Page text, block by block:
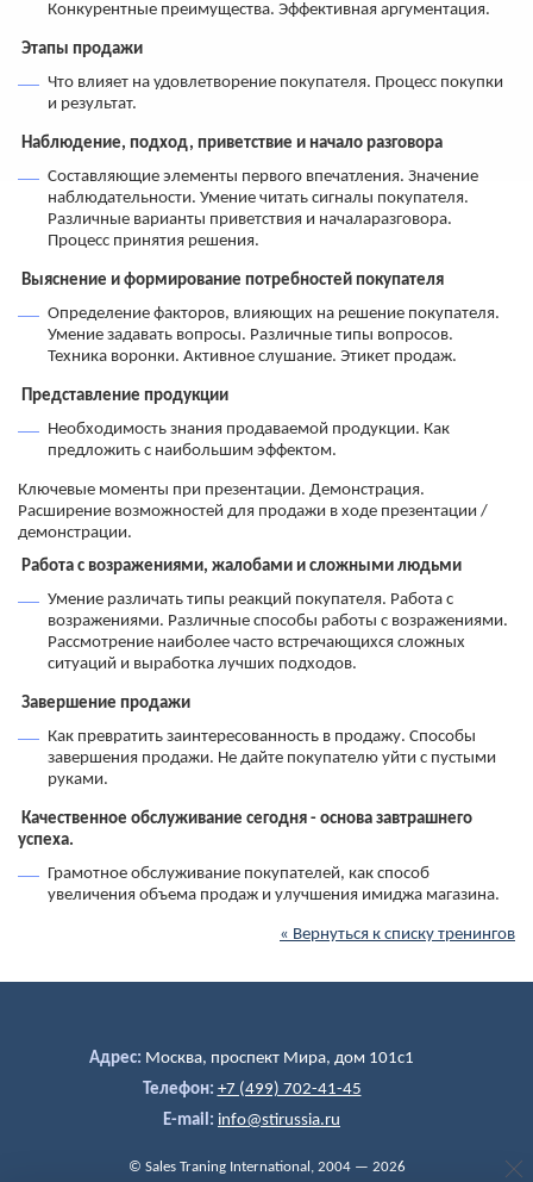
Конкурентные преимущества. Эффективная аргументация.
Этапы продажи
Что влияет на удовлетворение покупателя. Процесс покупки
и результат.
Наблюдение, подход, приветствие и начало разговора
Составляющие элементы первого впечатления. Значение
наблюдательности. Умение читать сигналы покупателя.
Различные варианты приветствия и началаразговора.
Процесс принятия решения.
Выяснение и формирование потребностей покупателя
Определение факторов, влияющих на решение покупателя.
Умение задавать вопросы. Различные типы вопросов.
Техника воронки. Активное слушание. Этикет продаж.
Представление продукции
Необходимость знания продаваемой продукции. Как
предложить с наибольшим эффектом.
Ключевые моменты при презентации. Демонстрация.
Расширение возможностей для продажи в ходе презентации /
демонстрации.
Работа с возражениями, жалобами и сложными людьми
Умение различать типы реакций покупателя. Работа с
возражениями. Различные способы работы с возражениями.
Рассмотрение наиболее часто встречающихся сложных
ситуаций и выработка лучших подходов.
Завершение продажи
Как превратить заинтересованность в продажу. Способы
завершения продажи. Не дайте покупателю уйти с пустыми
руками.
Качественное обслуживание сегодня - основа завтрашнего
успеха.
Грамотное обслуживание покупателей, как способ
увеличения объема продаж и улучшения имиджа магазина.
« Вернуться к списку тренингов
Адрес: Москва, проспект Мира, дом 101c1
Телефон: +7 (499) 702-41-45
E-mail: info@stirussia.ru
© Sales Traning International, 2004 — 2026